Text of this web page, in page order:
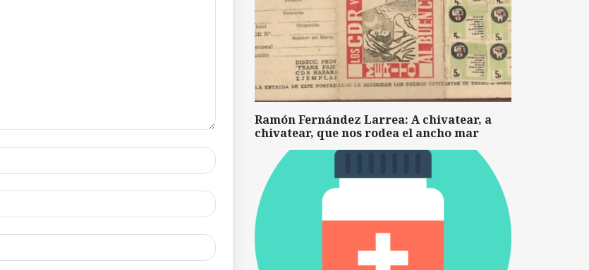
Ramón Fernández Larrea: A chivatear, a
chivatear, que nos rodea el ancho mar